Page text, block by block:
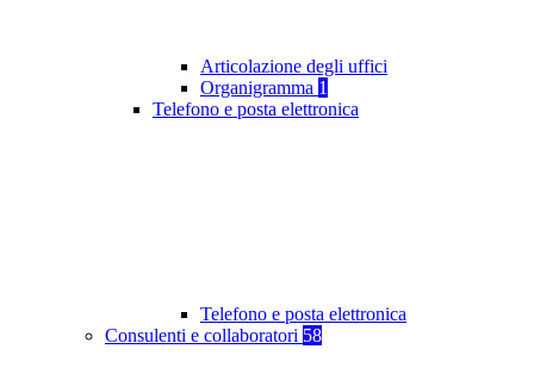
Articolazione degli uffici
Organigramma 1
Telefono e posta elettronica
Telefono e posta elettronica
Consulenti e collaboratori 58